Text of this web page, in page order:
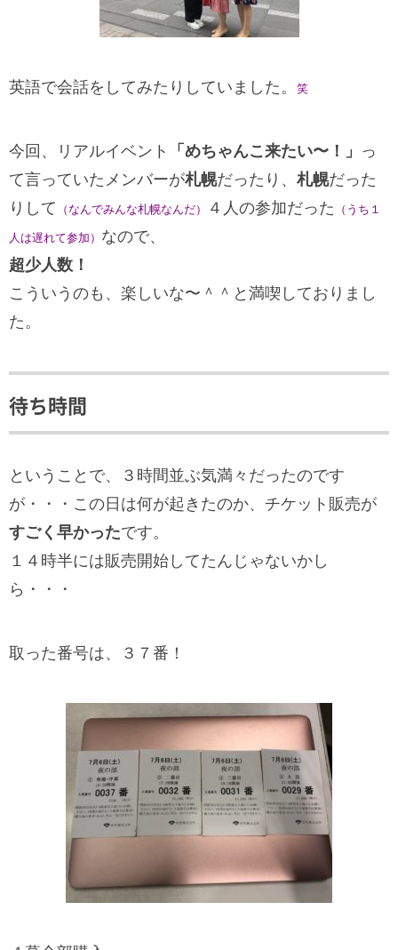
英語で会話をしてみたりしていました。 笑
今回、リアルイベント 「めちゃんこ来たい〜！」 っ
て言っていたメンバーが札幌だったり、 札幌だった
りして
（なんでみんな札幌なんだ） ４人の参加だった （うち１
人は遅れて参加） なので、
超少人数！
こういうのも、楽しいな〜＾＾と満喫しておりまし
た。
待ち時間
ということで、３時間並ぶ気満々だったのです
が・・・この日は何が起きたのか、チケット販売が
すごく早かったです。
１４時半には販売開始してたんじゃないかし
ら・・・
取った番号は、３７番！